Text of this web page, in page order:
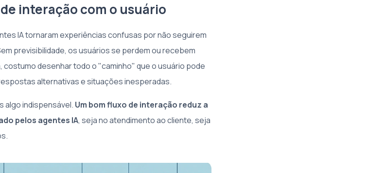
interação com o usuário
IA tornaram experiências confusas por não seguirem
previsibilidade, os usuários se perdem ou recebem
desenhar todo o "caminho" que o usuário pode
alternativas e situações inesperadas.
algo indispensável. Um bom fluxo de interação reduz a
pelos agentes IA, seja no atendimento ao cliente, seja